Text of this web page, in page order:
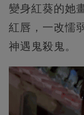
變身紅葵的她
紅唇，一改懦
神遇鬼殺鬼。